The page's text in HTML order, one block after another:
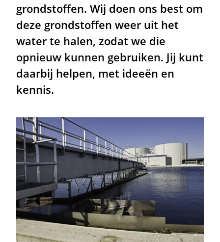
grondstoffen. Wij doen ons best om
deze grondstoffen weer uit het
water te halen, zodat we die
opnieuw kunnen gebruiken. Jij kunt
daarbij helpen, met ideeën en
kennis.